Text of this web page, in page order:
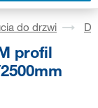
do drzwi
profil